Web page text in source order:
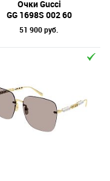
Очки Gucci
GG 1698S 002 60
51 900 руб.